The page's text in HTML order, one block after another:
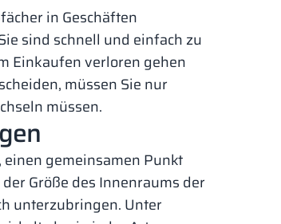
in Geschäften
sind schnell und einfach zu
Einkaufen verloren gehen
müssen Sie nur
müssen.
gemeinsamen Punkt
Größe des Innenraums der
unterzubringen. Unter